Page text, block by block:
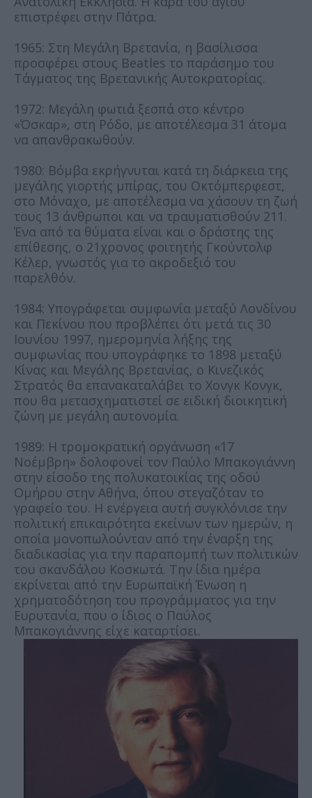
επιστρέφει στην Πάτρα.
1965: Στη Μεγάλη Βρετανία, η βασίλισσα
προσφέρει στους Beatles το παράσημο του
Τάγματος της Βρετανικής Αυτοκρατορίας.
1972: Μεγάλη φωτιά ξεσπά στο κέντρο
«Όσκαρ», στη Ρόδο, με αποτέλεσμα 31 άτομα
να απανθρακωθούν.
1980: Βόμβα εκρήγνυται κατά τη διάρκεια της
μεγάλης γιορτής μπίρας, του Οκτόμπερφεστ,
στο Μόναχο, με αποτέλεσμα να χάσουν τη ζωή
τους 13 άνθρωποι και να τραυματισθούν 211.
Ένα από τα θύματα είναι και ο δράστης της
επίθεσης, ο 21χρονος φοιτητής Γκούντολφ
Κέλερ, γνωστός για το ακροδεξιό του
παρελθόν.
1984: Υπογράφεται συμφωνία μεταξύ Λονδίνου
και Πεκίνου που προβλέπει ότι μετά τις 30
Ιουνίου 1997, ημερομηνία λήξης της
συμφωνίας που υπογράφηκε το 1898 μεταξύ
Κίνας και Μεγάλης Βρετανίας, ο Κινεζικός
Στρατός θα επανακαταλάβει το Χονγκ Κονγκ,
που θα μετασχηματιστεί σε ειδική διοικητική
ζώνη με μεγάλη αυτονομία.
1989: Η τρομοκρατική οργάνωση «17
Νοέμβρη» δολοφονεί τον Παύλο Μπακογιάννη
στην είσοδο της πολυκατοικίας της οδού
Ομήρου στην Αθήνα, όπου στεγαζόταν το
γραφείο του. Η ενέργεια αυτή συγκλόνισε την
πολιτική επικαιρότητα εκείνων των ημερών, η
οποία μονοπωλούνταν από την έναρξη της
διαδικασίας για την παραπομπή των πολιτικών
του σκανδάλου Κοσκωτά. Την ίδια ημέρα
εκρίνεται από την Ευρωπαϊκή Ένωση η
χρηματοδότηση του προγράμματος για την
Ευρυτανία, που ο ίδιος ο Παύλος
Μπακογιάννης είχε καταρτίσει.